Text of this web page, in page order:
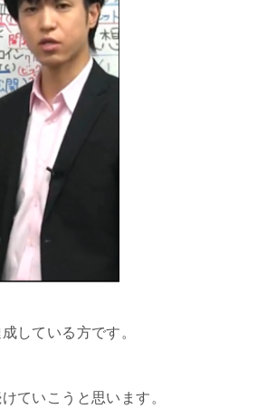
している方です。
ていこうと思います。